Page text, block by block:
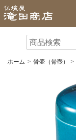
ホーム 骨壷（骨壺）